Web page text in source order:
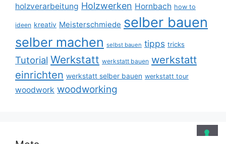
holzverarbeitung Holzwerken Hornbach how to
ideen kreativ Meisterschmiede selber bauen
selber machen selbst bauen tipps tricks
Tutorial Werkstatt werkstatt bauen werkstatt
einrichten werkstatt selber bauen werkstatt tour
woodwork woodworking